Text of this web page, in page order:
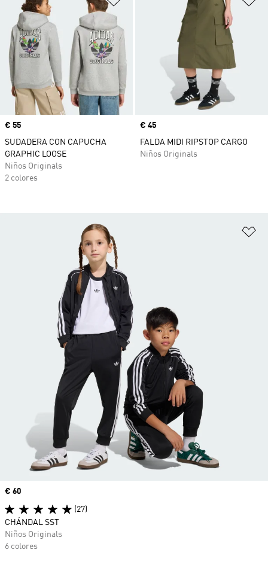
Precio
€ 55
SUDADERA CON CAPUCHA
GRAPHIC LOOSE
Niños Originals
2 colores
Precio
€ 45
FALDA MIDI RIPSTOP CARGO
Niños Originals
Precio
€ 60
(27)
CHÁNDAL SST
Niños Originals
6 colores